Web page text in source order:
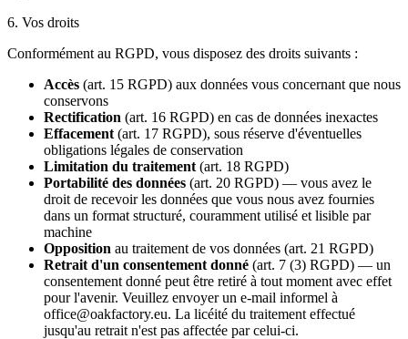
6. Vos droits
Conformément au RGPD, vous disposez des droits suivants :
Accès (art. 15 RGPD) aux données vous concernant que nous
conservons
Rectification (art. 16 RGPD) en cas de données inexactes
Effacement (art. 17 RGPD), sous réserve d'éventuelles
obligations légales de conservation
Limitation du traitement (art. 18 RGPD)
Portabilité des données (art. 20 RGPD) — vous avez le
droit de recevoir les données que vous nous avez fournies
dans un format structuré, couramment utilisé et lisible par
machine
Opposition au traitement de vos données (art. 21 RGPD)
Retrait d'un consentement donné (art. 7 (3) RGPD) — un
consentement donné peut être retiré à tout moment avec effet
pour l'avenir. Veuillez envoyer un e-mail informel à
office@oakfactory.eu. La licéité du traitement effectué
jusqu'au retrait n'est pas affectée par celui-ci.